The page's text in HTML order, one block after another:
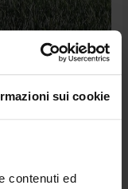
sui cookie
contenuti ed